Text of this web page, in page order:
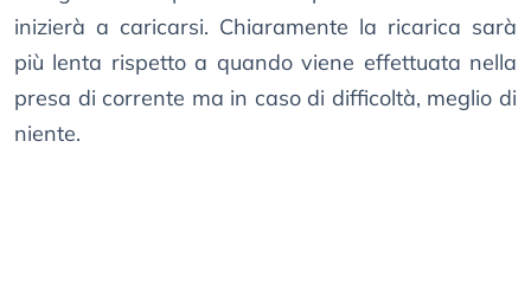
inizierà a caricarsi. Chiaramente la ricarica sarà
più lenta rispetto a quando viene effettuata nella
presa di corrente ma in caso di difficoltà, meglio di
niente.